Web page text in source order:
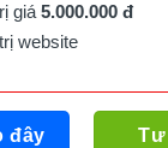
giá 5.000.000 đ
website
đây Tư